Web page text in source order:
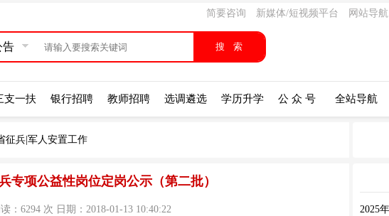
简要咨询 新媒体/短视频平台 网站导航
告
支一扶 银行招聘 教师招聘 选调遴选 学历升学 公 众 号 全站导航
征兵|军人安置工作
专项公益性岗位定岗公示（第二批）
：6294 次 日期：2018-01-13 10:40:22